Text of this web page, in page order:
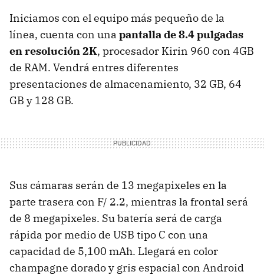
Iniciamos con el equipo más pequeño de la
línea, cuenta con una pantalla de 8.4 pulgadas
en resolución 2K, procesador Kirin 960 con 4GB
de RAM. Vendrá entres diferentes
presentaciones de almacenamiento, 32 GB, 64
GB y 128 GB.
Sus cámaras serán de 13 megapixeles en la
parte trasera con F/ 2.2, mientras la frontal será
de 8 megapixeles. Su batería será de carga
rápida por medio de USB tipo C con una
capacidad de 5,100 mAh. Llegará en color
champagne dorado y gris espacial con Android